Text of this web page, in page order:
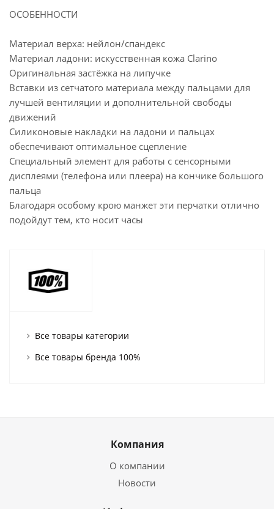
ОСОБЕННОСТИ
Материал верха: нейлон/спандекс
Материал ладони: искусственная кожа Clarino
Оригинальная застёжка на липучке
Вставки из сетчатого материала между пальцами для
лучшей вентиляции и дополнительной свободы
движений
Силиконовые накладки на ладони и пальцах
обеспечивают оптимальное сцепление
Специальный элемент для работы с сенсорными
дисплеями (телефона или плеера) на кончике большого
пальца
Благодаря особому крою манжет эти перчатки отлично
подойдут тем, кто носит часы
Все товары категории
Все товары бренда 100%
Компания
О компании
Новости